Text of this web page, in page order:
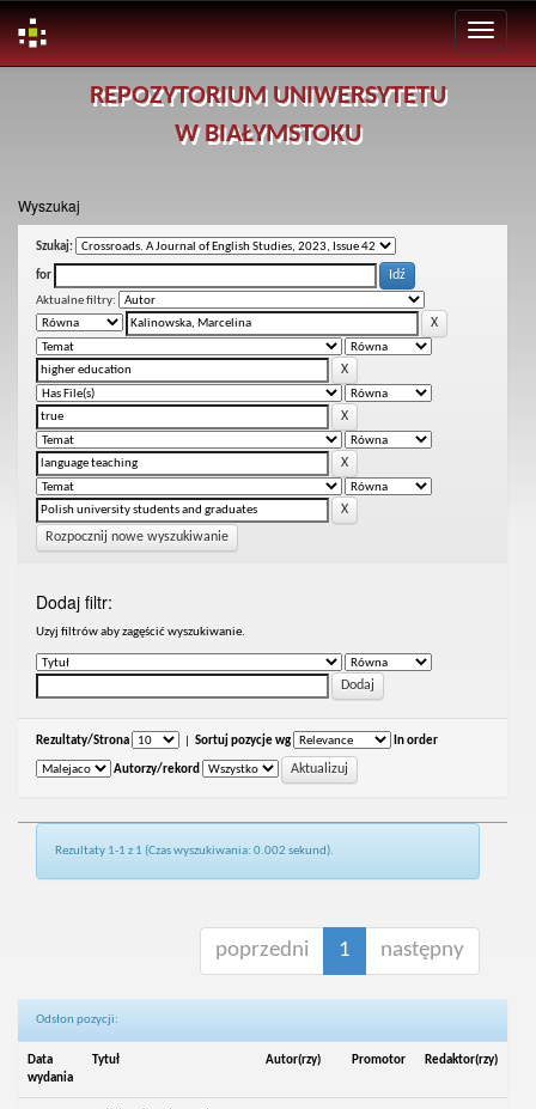
REPOZYTORIUM UNIWERSYTETU
W BIAŁYMSTOKU
Wyszukaj
Szukaj:
for
Aktualne filtry:
Rozpocznij nowe wyszukiwanie
Dodaj filtr:
Uzyj filtrów aby zagęścić wyszukiwanie.
Rezultaty/Strona Sortuj pozycje wg In order
Autorzy/rekord
Rezultaty 1-1 z 1 (Czas wyszukiwania: 0.002 sekund).
poprzedni 1 następny
Odsłon pozycji:
Data
wydania
Tytuł Autor(rzy) Promotor Redaktor(rzy)